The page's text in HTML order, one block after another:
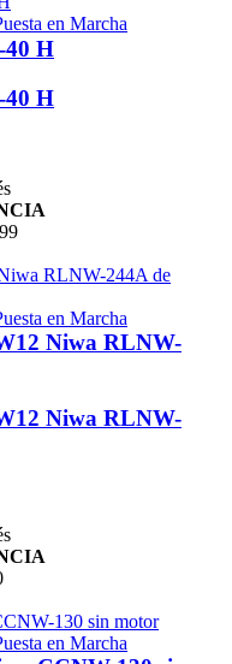
40 H
40 H
Niwa RLNW-
Niwa RLNW-